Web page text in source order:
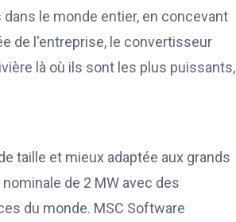
le monde entier, en concevant
de l'entreprise, le convertisseur
là où ils sont les plus puissants,
taille et mieux adaptée aux grands
de 2 MW avec des
du monde. MSC Software